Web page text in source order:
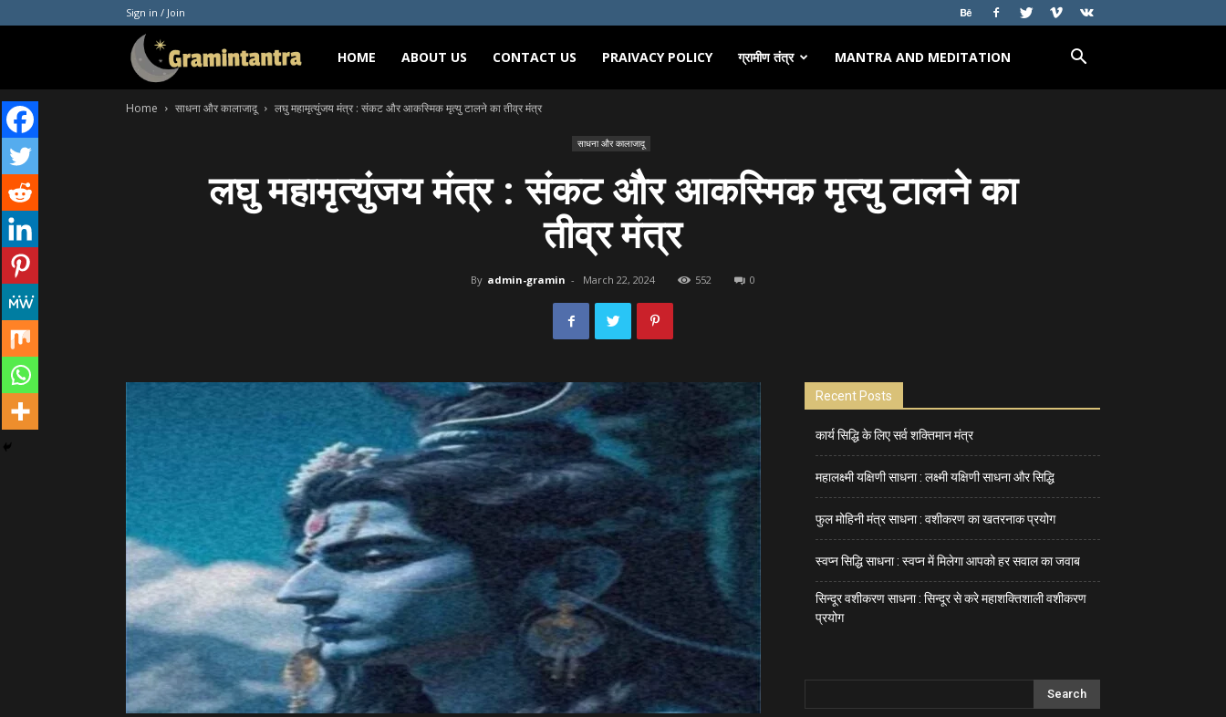
Sign in / Join
Gramintantra
HOME ABOUT US CONTACT US PRAIVACY POLICY ग्रामीण तंत्र MANTRA AND MEDITATION
Home साधना और कालाजादू लघु महामृत्युंजय मंत्र : संकट और आकस्मिक मृत्यु टालने का तीव्र मंत्र
साधना और कालाजादू
लघु महामृत्युंजय मंत्र : संकट और आकस्मिक मृत्यु टालने का
तीव्र मंत्र
By admin-gramin - March 22, 2024 552 0
Recent Posts
कार्य सिद्धि के लिए सर्व शक्तिमान मंत्र
महालक्ष्मी यक्षिणी साधना : लक्ष्मी यक्षिणी साधना और सिद्धि
फुल मोहिनी मंत्र साधना : वशीकरण का खतरनाक प्रयोग
स्वप्न सिद्धि साधना : स्वप्न में मिलेगा आपको हर सवाल का जवाब
सिन्दूर वशीकरण साधना : सिन्दूर से करे महाशक्तिशाली वशीकरण
प्रयोग